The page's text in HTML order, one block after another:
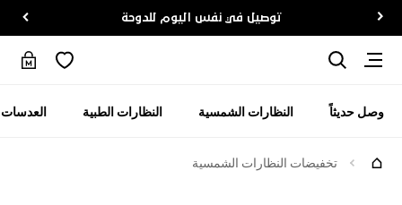
توصيل في نفس اليوم للدوحة
وصل حديثاً النظارات الشمسية النظارات الطبية
تخفيضات النظارات الشمسية